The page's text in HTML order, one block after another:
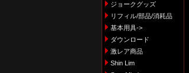
ジョークグッズ
リフィル/部品/消耗品
基本用具->
ダウンロード
激レア商品
Shin Lim